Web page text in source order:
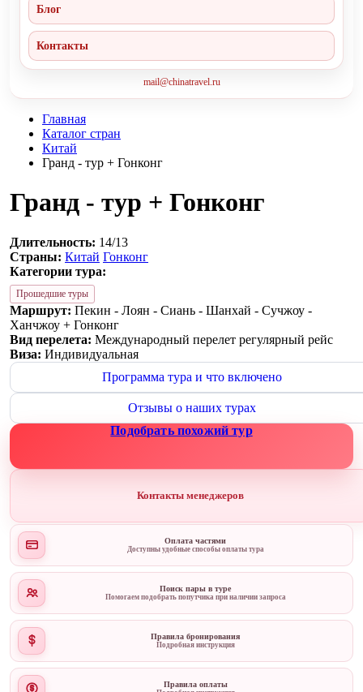
Блог
Контакты
mail@chinatravel.ru
Главная
Каталог стран
Китай
Гранд - тур + Гонконг
Гранд - тур + Гонконг
Длительность: 14/13
Страны: Китай Гонконг
Категории тура:
Прошедшие туры
Маршрут: Пекин - Лоян - Сиань - Шанхай - Сучжоу -
Ханчжоу + Гонконг
Вид перелета: Международный перелет регулярный рейс
Виза: Индивидуальная
Программа тура и что включено
Отзывы о наших турах
Подобрать похожий тур
Контакты менеджеров
Оплата частями
Доступны удобные способы оплаты тура
Поиск пары в туре
Помогаем подобрать попутчика при наличии запроса
Правила бронирования
Подробная инструкция
Правила оплаты